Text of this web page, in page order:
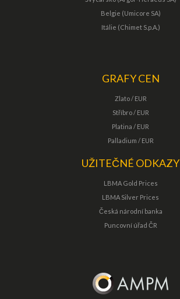
Belgie (Umicore SA)
Itálie (Chimet S.p.A.)
GRAFY CEN
Zlato / EUR
Stříbro / EUR
Platina / EUR
Palladium / EUR
UŽITEČNÉ ODKAZY
LBMA Gold Prices
LBMA Silver Prices
Česká národní banka
Puncovní úřad ČR